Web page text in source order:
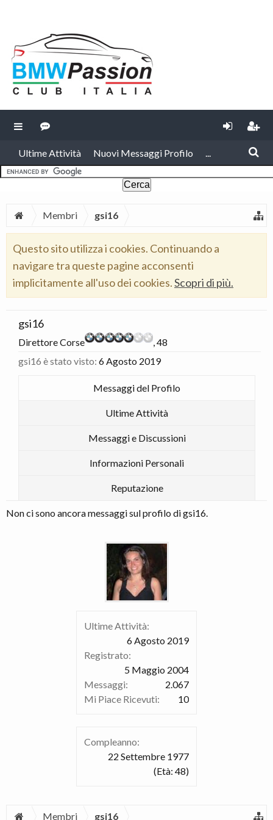
Ultime Attività Nuovi Messaggi Profilo ...
Membri gsi16
Questo sito utilizza i cookies. Continuando a
navigare tra queste pagine acconsenti
implicitamente all'uso dei cookies.Scopri di più.
Ultime Attività:
6 Agosto 2019
Registrato:
5 Maggio 2004
Messaggi:
2.067
Mi Piace Ricevuti:
10
Compleanno:
22 Settembre 1977
(Età: 48)
gsi16
Direttore Corse
, 48
gsi16 è stato visto: 6 Agosto 2019
Messaggi del Profilo
Ultime Attività
Messaggi e Discussioni
Informazioni Personali
Reputazione
Non ci sono ancora messaggi sul profilo di gsi16.
Membri gsi16